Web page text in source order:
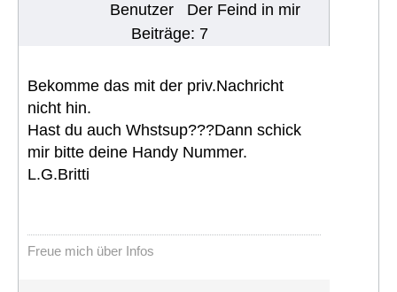
Benutzer
Der Feind in mir
Beiträge: 7
Bekomme das mit der priv.Nachricht
nicht hin.
Hast du auch Whstsup???Dann schick
mir bitte deine Handy Nummer.
L.G.Britti
Freue mich über Infos